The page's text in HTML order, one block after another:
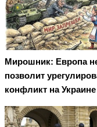
Мирошник: Европа
позволит
конфликт на Украине